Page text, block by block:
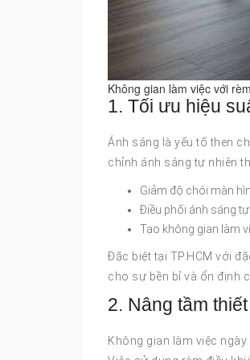
Không gian làm việc với
1. Tối ưu hiệu
Ánh sáng là yếu tố then
chỉnh ánh sáng tự nhiên
Giảm độ chói màn
Điều phối ánh sáng
Tạo không gian làm
Đặc biệt tại TP.HCM với
cho sự bền bỉ và ổn định
2. Nâng tầm
Không gian làm việc